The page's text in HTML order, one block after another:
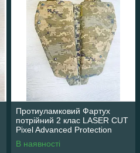
Протиуламковий Фартух
потрійний 2 клас LASER CUT
Pixel Advanced Protection
В наявності